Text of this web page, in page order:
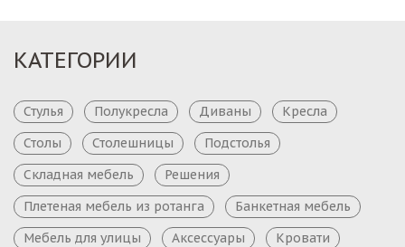
КАТЕГОРИИ
Стулья Полукресла Диваны
Кресла
Столы
Столешницы
Подстолья
Складная мебель
Решения
Плетеная мебель из ротанга
Банкетная мебель
Мебель для улицы
Аксессуары Кровати